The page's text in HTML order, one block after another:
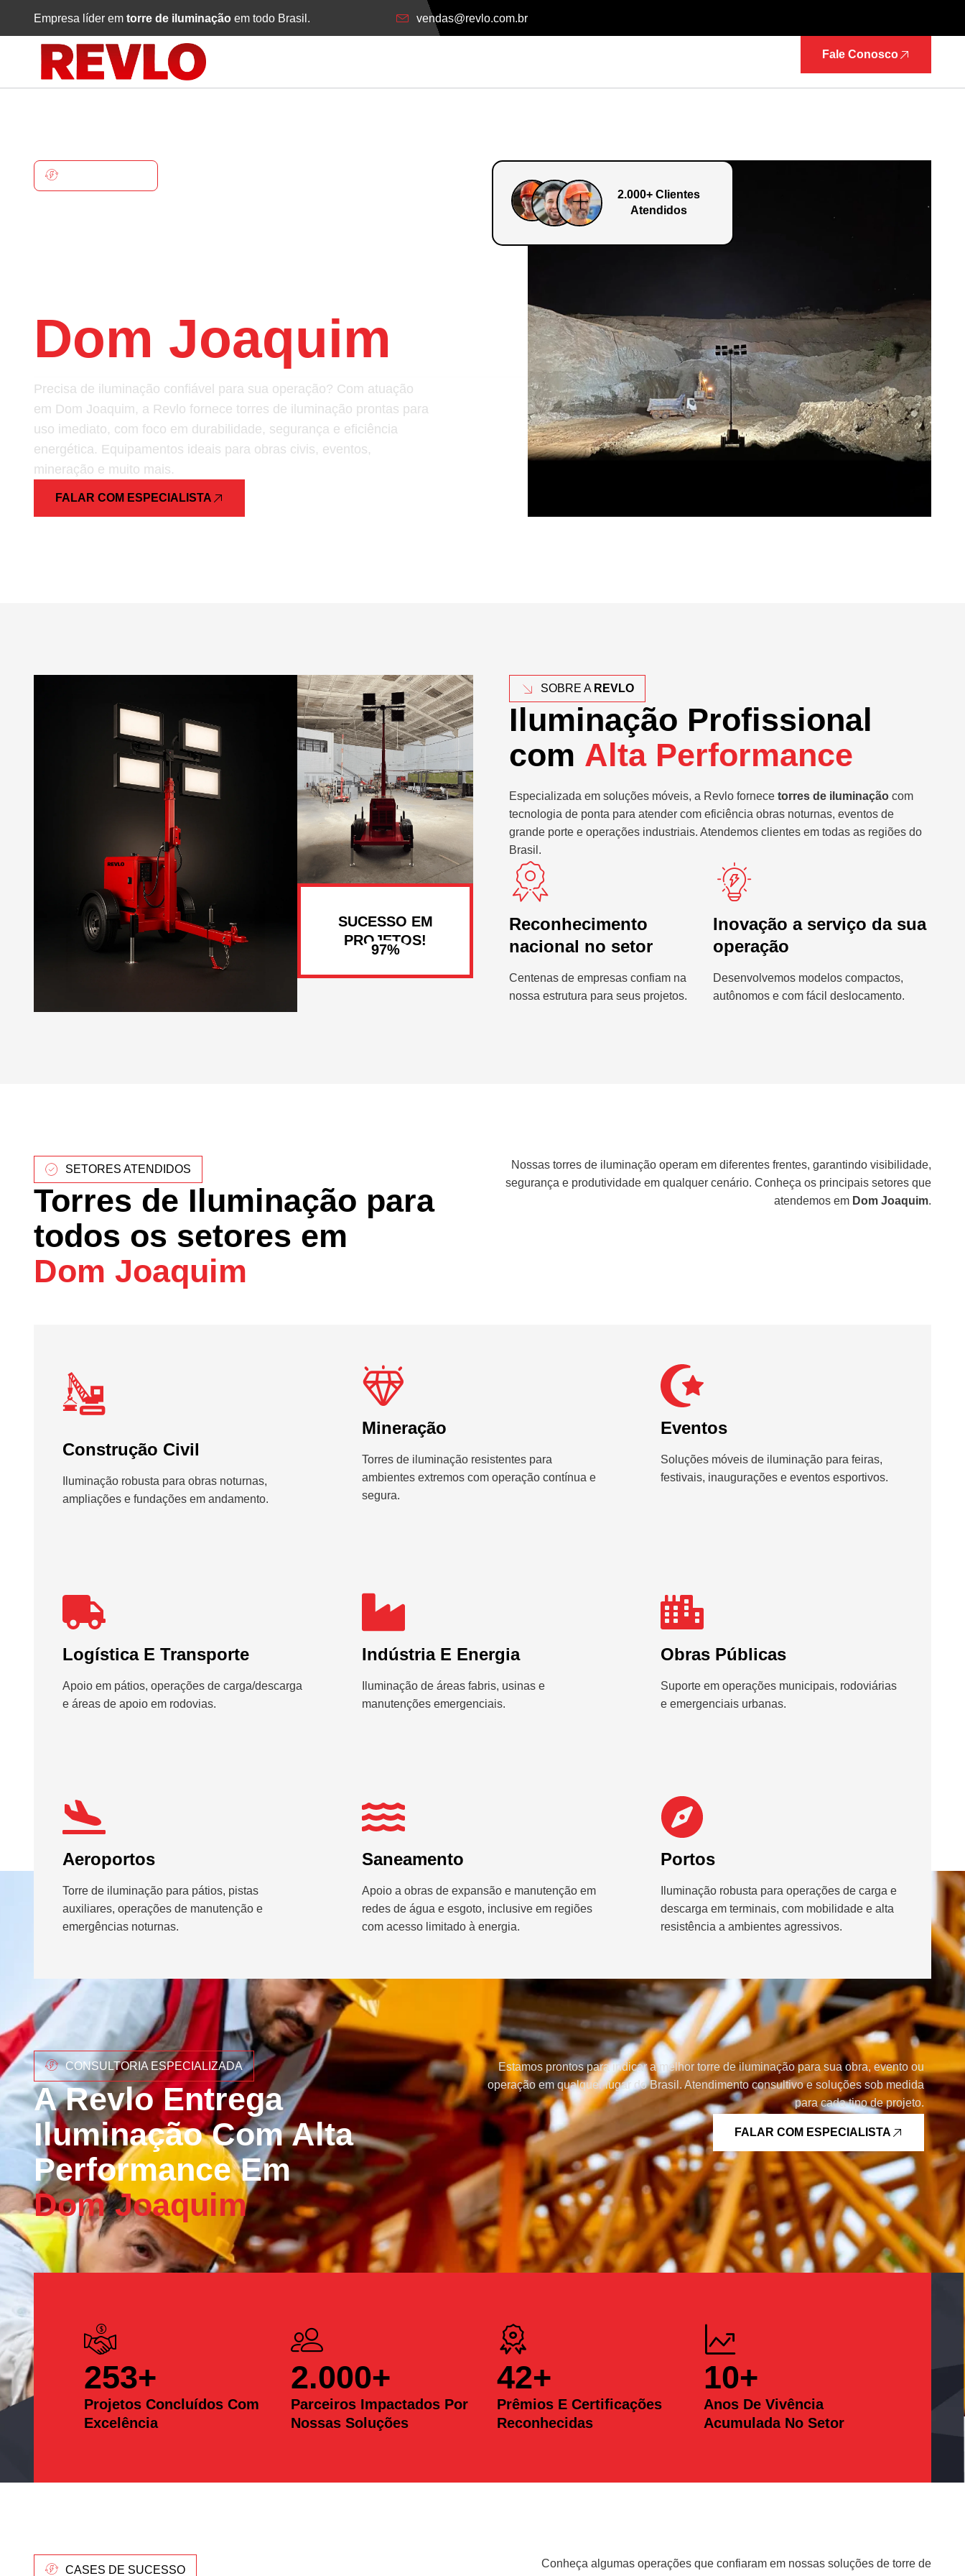
Empresa líder em torre de iluminação em todo Brasil. vendas@revlo.com.br
Fale Conosco
Dom Joaquim
Precisa de iluminação confiável para sua operação? Com atuação
em Dom Joaquim, a Revlo fornece torres de iluminação prontas para
uso imediato, com foco em durabilidade, segurança e eficiência
energética. Equipamentos ideais para obras civis, eventos,
mineração e muito mais.
FALAR COM ESPECIALISTA
2.000+ Clientes
Atendidos
SUCESSO EM
PROJETOS!
SOBRE A REVLO
Iluminação Profissional
com Alta Performance
Especializada em soluções móveis, a Revlo fornece torres de iluminação com
tecnologia de ponta para atender com eficiência obras noturnas, eventos de
grande porte e operações industriais. Atendemos clientes em todas as regiões do
Brasil.
Reconhecimento
nacional no setor
Centenas de empresas confiam na
nossa estrutura para seus projetos.
Inovação a serviço da sua
operação
Desenvolvemos modelos compactos,
autônomos e com fácil deslocamento.
SETORES ATENDIDOS
Torres de Iluminação para
todos os setores em
Dom Joaquim
Nossas torres de iluminação operam em diferentes frentes, garantindo visibilidade,
segurança e produtividade em qualquer cenário. Conheça os principais setores que
atendemos em Dom Joaquim.
Construção Civil
Iluminação robusta para obras noturnas,
ampliações e fundações em andamento.
Mineração
Torres de iluminação resistentes para
ambientes extremos com operação contínua e
segura.
Eventos
Soluções móveis de iluminação para feiras,
festivais, inaugurações e eventos esportivos.
Logística E Transporte
Apoio em pátios, operações de carga/descarga
e áreas de apoio em rodovias.
Indústria E Energia
Iluminação de áreas fabris, usinas e
manutenções emergenciais.
Obras Públicas
Suporte em operações municipais, rodoviárias
e emergenciais urbanas.
Aeroportos
Torre de iluminação para pátios, pistas
auxiliares, operações de manutenção e
emergências noturnas.
Saneamento
Apoio a obras de expansão e manutenção em
redes de água e esgoto, inclusive em regiões
com acesso limitado à energia.
Portos
Iluminação robusta para operações de carga e
descarga em terminais, com mobilidade e alta
resistência a ambientes agressivos.
CONSULTORIA ESPECIALIZADA
A Revlo Entrega
Iluminação Com Alta
Performance Em
Dom Joaquim
Estamos prontos para indicar a melhor torre de iluminação para sua obra, evento ou
operação em qualquer lugar do Brasil. Atendimento consultivo e soluções sob medida
para cada tipo de projeto.
FALAR COM ESPECIALISTA
Projetos Concluídos Com
Excelência
253+
Parceiros Impactados Por
Nossas Soluções
2.000+
Prêmios E Certificações
Reconhecidas
42+
Anos De Vivência
Acumulada No Setor
10+
CASES DE SUCESSO
Conheça algumas operações que confiaram em nossas soluções de torre de